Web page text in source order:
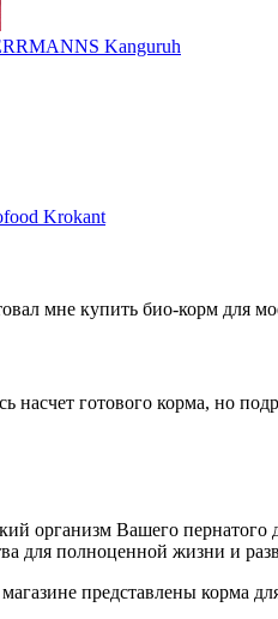
Kanguruh
Krokant
мне купить био-корм для
насчет готового корма, но
организм Вашего
для полноценной жизни и
представлены корма